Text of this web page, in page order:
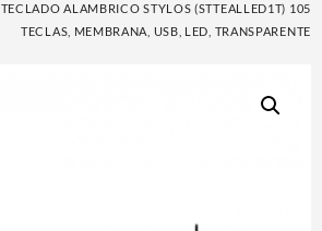
TECLADO ALAMBRICO STYLOS (STTEALLED1T) 105
TECLAS, MEMBRANA, USB, LED, TRANSPARENTE